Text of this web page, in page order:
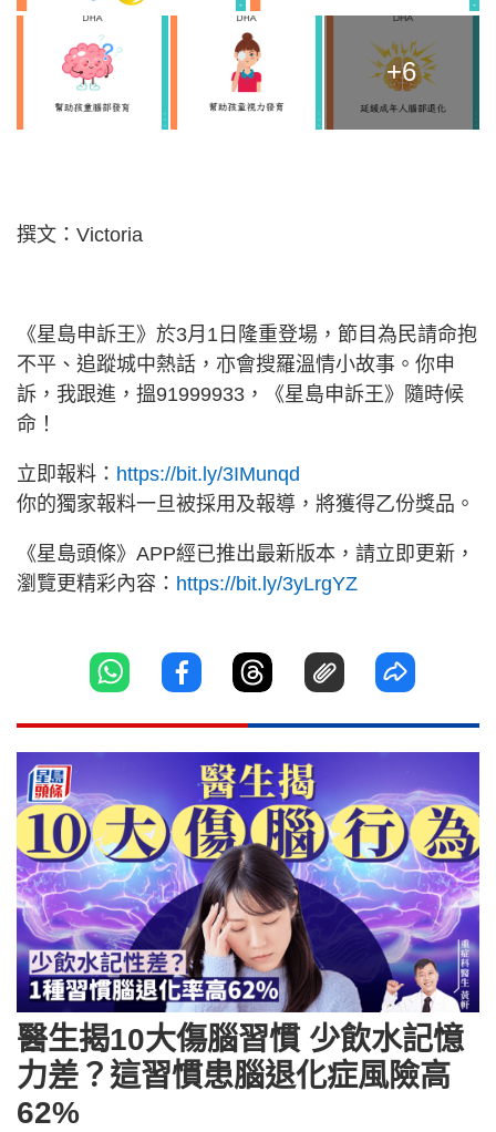
+6
撰文：Victoria
《星島申訴王》於3月1日隆重登場，節目為民請命抱
不平、追蹤城中熱話，亦會搜羅溫情小故事。你申
訴，我跟進，搵91999933，《星島申訴王》隨時候
命！
立即報料： https://bit.ly/3IMunqd
你的獨家報料一旦被採用及報導，將獲得乙份獎品。
《星島頭條》APP經已推出最新版本，請立即更新，
瀏覽更精彩內容： https://bit.ly/3yLrgYZ
醫生揭10大傷腦習慣 少飲水記憶
力差？這習慣患腦退化症風險高
62%